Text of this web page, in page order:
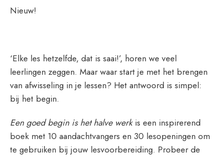
Nieuw!
‘Elke les hetzelfde, dat is saai!’, horen we veel
leerlingen zeggen. Maar waar start je met het brengen
van afwisseling in je lessen? Het antwoord is simpel:
bij het begin.
Een goed begin is het halve werkis een inspirerend
boek met 10 aandachtvangers en 30 lesopeningen om
te gebruiken bij jouw lesvoorbereiding. Probeer de